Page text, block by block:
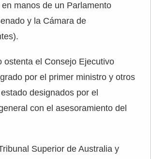
en manos de un Parlamento
y la Cámara de
ostenta el Consejo Ejecutivo
por el primer ministro y otros
designados por el
con el asesoramiento del
Superior de Australia y